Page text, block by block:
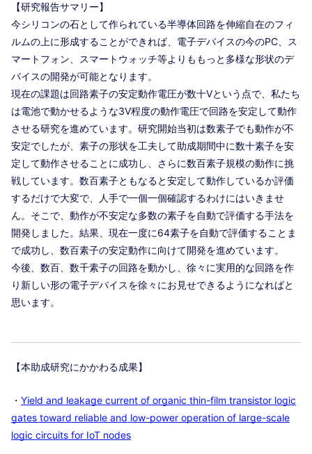
【研究報告サマリー】
今シリコンの石として作られている半導体回路を伸縮自在のフィ
ルムの上に形成することができれば、電子デバイスの今のPC、ス
マートフォン、スマートウォッチ等よりももっと多様な形状のデ
バイスの開発が可能となります。
現在の課題は回路素子の安定動作電圧が数十Vという点で、私たち
は電池で動かせるような3V程度の動作電圧で回路を安定して動作
させる研究を進めています。研究開始当初は数素子でも動作が不
安定でしたが、素子の形状を工夫して助成期間中に数十素子を安
定して動作させることに成功し、さらに数百素子規模の動作に挑
戦しています。数百素子ともなると安定して動作しているか評価
するだけで大変で、人手で一個一個確認するわけにはいきませ
ん。そこで、動作が不安定な多数の素子を自動で評価する手法を
開発しました。結果、現在一度に64素子を自動で評価することま
で成功し、数百素子の安定動作に向けて開発を進めています。
今後、数百、数千素子の回路を動かし、徐々に実用的な回路を作
り新しい形の電子デバイスを徐々にお見せできるようになればと
思います。
【本助成研究にかかわる成果】
・ Yield and leakage current of organic thin-film transistor logic
gates toward reliable and low-power operation of large-scale
logic circuits for IoT nodes